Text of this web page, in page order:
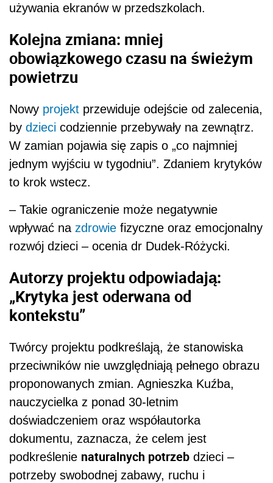
używania ekranów w przedszkolach.
Kolejna zmiana: mniej
obowiązkowego czasu na świeżym
powietrzu
Nowy projekt przewiduje odejście od zalecenia,
by dzieci codziennie przebywały na zewnątrz.
W zamian pojawia się zapis o „co najmniej
jednym wyjściu w tygodniu”. Zdaniem krytyków
to krok wstecz.
– Takie ograniczenie może negatywnie
wpływać na zdrowie fizyczne oraz emocjonalny
rozwój dzieci – ocenia dr Dudek-Różycki.
Autorzy projektu odpowiadają:
„Krytyka jest oderwana od
kontekstu”
Twórcy projektu podkreślają, że stanowiska
przeciwników nie uwzględniają pełnego obrazu
proponowanych zmian. Agnieszka Kuźba,
nauczycielka z ponad 30-letnim
doświadczeniem oraz współautorka
dokumentu, zaznacza, że celem jest
podkreślenie naturalnych potrzeb dzieci –
potrzeby swobodnej zabawy, ruchu i